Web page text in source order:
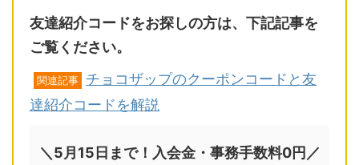
友達紹介コードをお探しの方は、下記記事を
ご覧ください。
関連記事
チョコザップのクーポンコードと友
達紹介コードを解説
＼5月15日まで！入会金・事務手数料0円／